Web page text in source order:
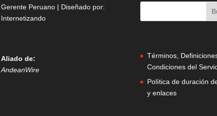
Gerente Peruano | Diseñado por:
Internetizando
Aliado de:
AndeanWire
Términos,
Condiciones del
Política de duración
y enlaces